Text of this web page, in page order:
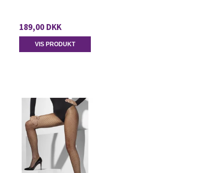
189,00 DKK
VIS PRODUKT